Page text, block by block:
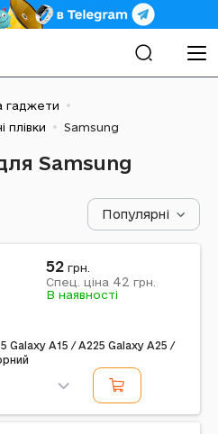
гаджети
плівки Samsung
Samsung
Популярні
Galaxy A15 / A225 Galaxy A25 /
52 грн.
Спец. ціна 42 грн.
В наявності